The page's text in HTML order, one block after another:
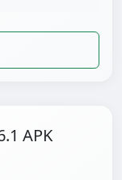
APK